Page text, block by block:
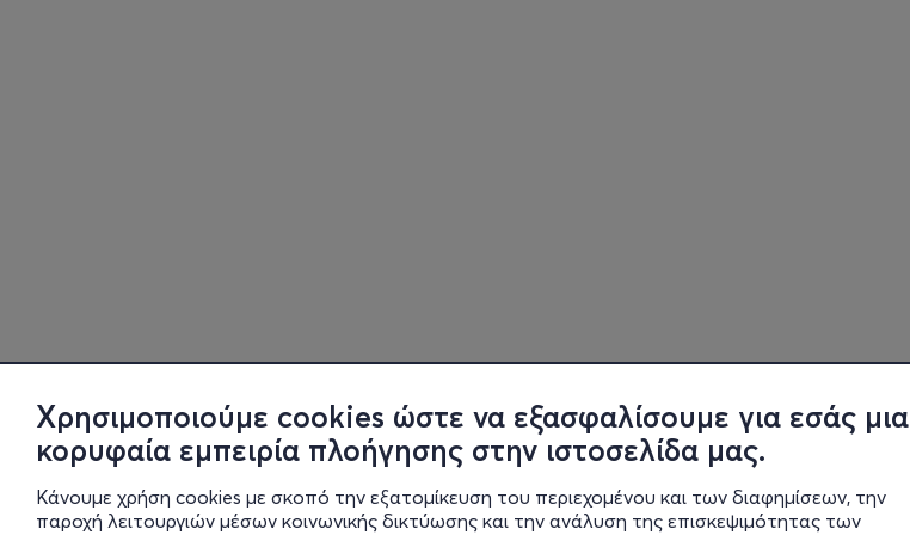
Χρησιμοποιούμε cookies ώστε να εξασφαλίσουμε για εσάς μια
κορυφαία εμπειρία πλοήγησης στην ιστοσελίδα μας.
Κάνουμε χρήση cookies με σκοπό την εξατομίκευση του περιεχομένου και των διαφημίσεων, την
παροχή λειτουργιών μέσων κοινωνικής δικτύωσης και την ανάλυση της επισκεψιμότητας των